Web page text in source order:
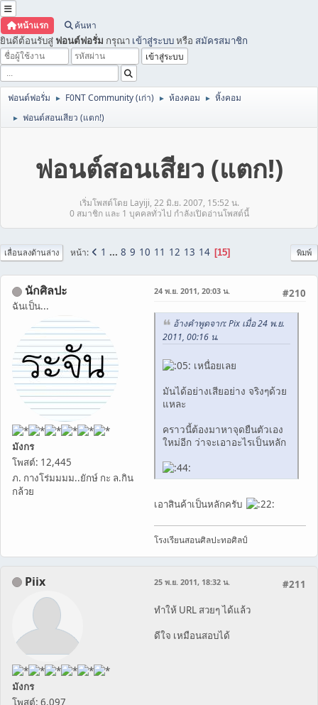
หน้าแรก ค้นหา
ยินดีต้อนรับสู่ ฟอนต์ฟอรั่ม กรุณา เข้าสู่ระบบหรือ สมัครสมาชิก
ฟอนต์ฟอรั่ม ► F0NT Community (เก่า) ► ห้องคอม ► หิ้งคอม
► ฟอนต์สอนเสียว (แตก!)
ฟอนต์สอนเสียว (แตก!)
เริ่มโพสต์โดย Layiji, 22 มิ.ย. 2007, 15:52 น.
0 สมาชิก และ 1 บุคคลทั่วไป กำลังเปิดอ่านโพสต์นี้
พิมพ์
เลื่อนลงด้านล่าง หน้า 1 ... 8 9 10 11 12 13 14 15
นักศิลปะ
ฉันเป็น...
มังกร
โพสต์: 12,445
ภ. กางโร่มมมม..ยักษ์ กะ ล.กิน
กล้วย
#210
24 พ.ย. 2011, 20:03 น.
อ้างคำพูดจาก: Pix เมื่อ 24 พ.ย.
2011, 00:16 น.
เหนื่อยเลย
มันได้อย่างเสียอย่าง จริงๆด้วย
แหละ
คราวนี้ต้องมาหาจุดยืนตัวเอง
ใหม่อีก ว่าจะเอาอะไรเป็นหลัก
เอาสินค้าเป็นหลักครับ
โรงเรียนสอนศิลปะทอศิลป์
Piix
มังกร
โพสต์: 6,097
#211
25 พ.ย. 2011, 18:32 น.
ทำให้ URL สวยๆ ได้แล้ว
ดีใจ เหมือนสอบได้